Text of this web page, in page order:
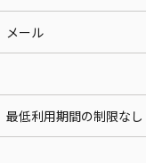
メール
最低利用期間の制限なし